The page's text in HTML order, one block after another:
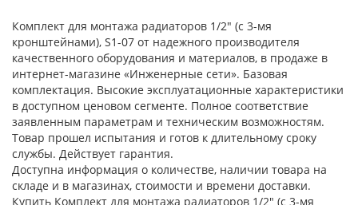
Комплект для монтажа радиаторов 1/2" (с 3-мя
кронштейнами), S1-07 от надежного производителя
качественного оборудования и материалов, в продаже в
интернет-магазине «Инженерные сети». Базовая
комплектация. Высокие эксплуатационные характеристики
в доступном ценовом сегменте. Полное соответствие
заявленным параметрам и техническим возможностям.
Товар прошел испытания и готов к длительному сроку
службы. Действует гарантия.
Доступна информация о количестве, наличии товара на
складе и в магазинах, стоимости и времени доставки.
Купить Комплект для монтажа радиаторов 1/2" (с 3-мя